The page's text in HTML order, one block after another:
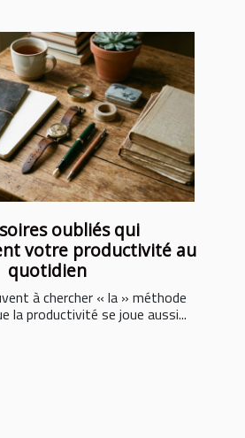
oubliés qui
votre productivité au
quotidien
à chercher « la » méthode
la productivité se joue aussi...